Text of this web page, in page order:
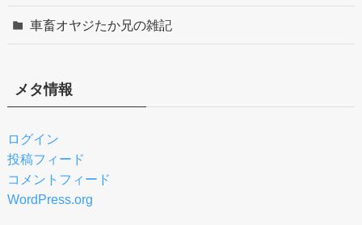
車畜オヤジたか兄の雑記
メタ情報
ログイン
投稿フィード
コメントフィード
WordPress.org